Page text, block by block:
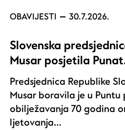
OBAVIJESTI 30.7.2026.
Slovenska
Musar posjetila
Predsjednica Republike
Musar boravila je u Puntu
obilježavanja 70 godina
ljetovanja…